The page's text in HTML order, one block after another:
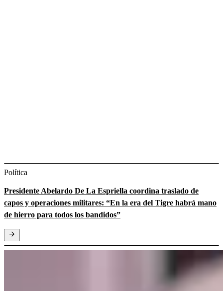
Política
Presidente Abelardo De La Espriella coordina traslado de
capos y operaciones militares: “En la era del Tigre habrá mano
de hierro para todos los bandidos”